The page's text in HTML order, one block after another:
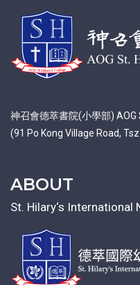
神召會德萃書院(小學部) AOG
(91 Po Kong Village Road,
ABOUT
St. Hilary‘s International